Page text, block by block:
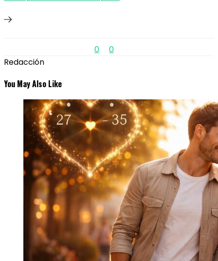
0
0
Redacción
You May Also Like